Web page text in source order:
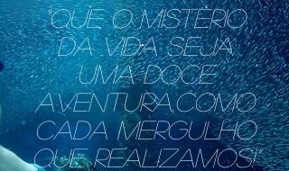
“Que o mistério
da vida seja
uma doce
aventura,como
cada mergulho
que realizamos!”